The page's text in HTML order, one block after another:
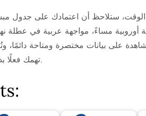
الوقت، ستلاحظ أن اعتمادك على جدول
مساءً، مواجهة عربية في عطلة
على بيانات مختصرة ومتاحة دائمًا،
تهمك فعلًا بدل مطاردة العناوين الصاخبة.